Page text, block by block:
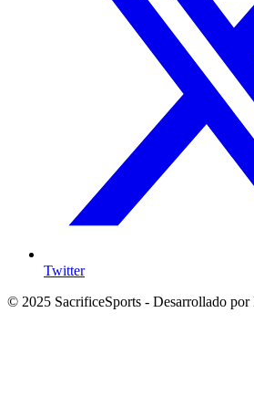
Twitter
© 2025 SacrificeSports - Desarrollado por